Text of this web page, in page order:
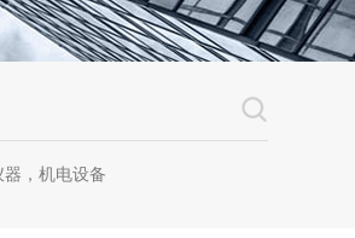
，机电设备